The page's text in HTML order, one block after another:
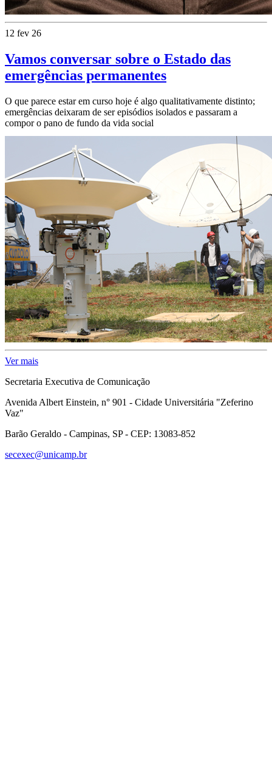
12 fev 26
Vamos conversar sobre o Estado das
emergências permanentes
O que parece estar em curso hoje é algo qualitativamente distinto;
emergências deixaram de ser episódios isolados e passaram a
compor o pano de fundo da vida social
Ver mais
Secretaria Executiva de Comunicação
Avenida Albert Einstein, n° 901 - Cidade Universitária "Zeferino
Vaz"
Barão Geraldo - Campinas, SP - CEP: 13083-852
secexec@unicamp.br